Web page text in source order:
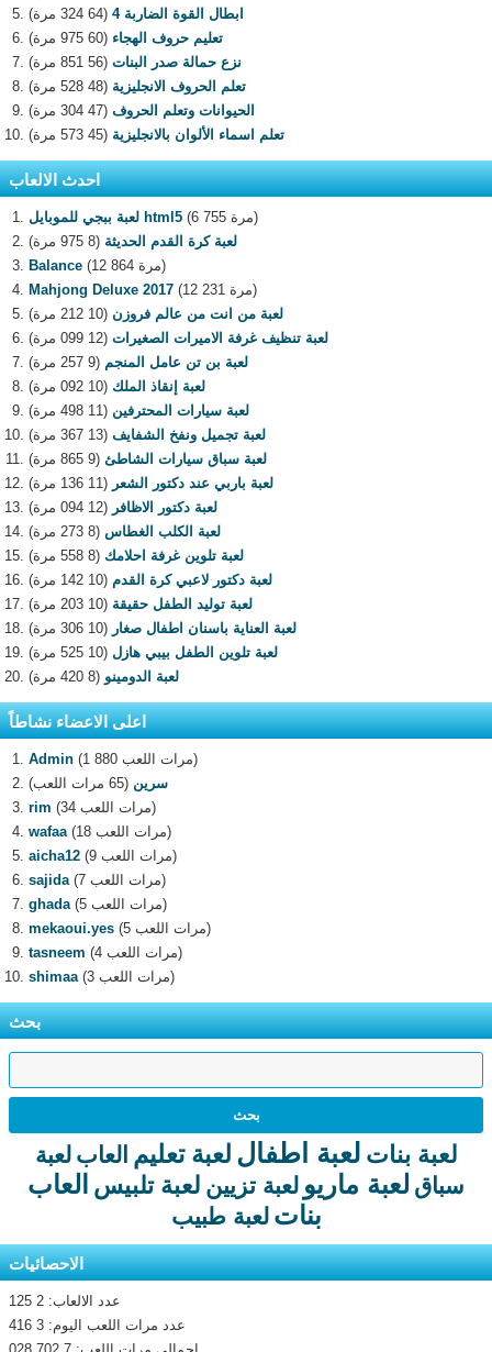
ابطال القوة الضاربة 4
(64 324 مرة)
تعليم حروف الهجاء (60 975 مرة)
نزع حمالة صدر البنات (56 851 مرة)
تعلم الحروف الانجليزية (48 528 مرة)
الحيوانات وتعلم الحروف (47 304 مرة)
تعلم اسماء الألوان بالانجليزية (45 573 مرة)
احدث الالعاب
لعبة ببجي للموبايل html5
(6 755 مرة)
لعبة كرة القدم الحديثة (8 975 مرة)
Balance
(12 864 مرة)
Mahjong Deluxe 2017
(12 231 مرة)
لعبة من انت من عالم فروزن (10 212 مرة)
لعبة تنظيف غرفة الاميرات الصغيرات (12 099 مرة)
لعبة بن تن عامل المنجم (9 257 مرة)
لعبة إنقاذ الملك (10 092 مرة)
لعبة سيارات المحترفين (11 498 مرة)
لعبة تجميل ونفخ الشفايف (13 367 مرة)
لعبة سباق سيارات الشاطئ (9 865 مرة)
لعبة باربي عند دكتور الشعر (11 136 مرة)
لعبة دكتور الاظافر (12 094 مرة)
لعبة الكلب الغطاس (8 273 مرة)
لعبة تلوين غرفة احلامك (8 558 مرة)
لعبة دكتور لاعبي كرة القدم (10 142 مرة)
لعبة توليد الطفل حقيقة (10 203 مرة)
لعبة العناية باسنان اطفال صغار (10 306 مرة)
لعبة تلوين الطفل بيبي هازل (10 525 مرة)
لعبة الدومينو (8 420 مرة)
اعلى الاعضاء نشاطاً
Admin
(1 880 مرات اللعب)
سرين (65 مرات اللعب)
rim
(34 مرات اللعب)
wafaa
(18 مرات اللعب)
aicha12
(9 مرات اللعب)
sajida
(7 مرات اللعب)
ghada
(5 مرات اللعب)
mekaoui.yes
(5 مرات اللعب)
tasneem
(4 مرات اللعب)
shimaa
(3 مرات اللعب)
بحث
لعبة بنات لعبة اطفال لعبة تعليم العاب لعبة
سباق لعبة ماريو لعبة تزيين لعبة تلبيس العاب
بنات لعبة طبيب
الاحصائيات
عدد الالعاب: 2 125
عدد مرات اللعب اليوم: 3 416